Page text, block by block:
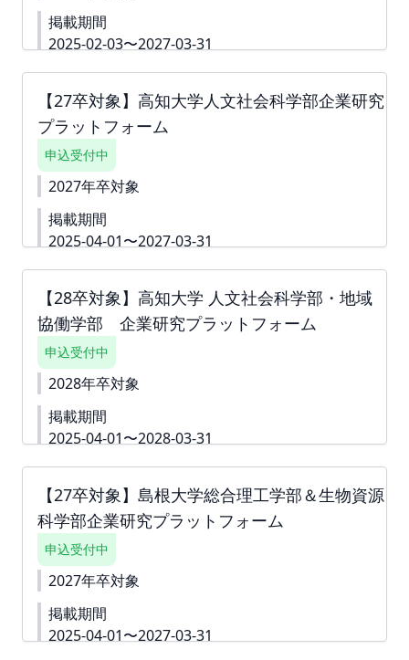
す。 ※掲載確定後も何度でも編集可能です。 ※ご請
求書は掲載が確定した月末に発行いたします。 ツ
ドいただきご対応をよろしくお願いいたします。
お支払い締切は翌月末でございます。
掲載期間
2025-02-03〜2027-03-31
下書き機能はございません。 すぐに入力できない内
容がある場合は、「ダミー」や「000」などをご入力
して進んでください。 ※掲載確定後も何度でも編集
可能です。 詳細資料https://second-
campus.net/upload/freepage/676d054d99583.pdf
※ご請求書は掲載が確定した月末に発行いたします。
【27卒対象】高知大学人文社会科学部企業研究
プラットフォーム
申込受付中
2027年卒対象
掲載期間
2025-04-01〜2027-03-31
本学の人文社会学部の学生の採用を希望いただける
企業様の情報を学生へ届けることを目的としたサイ
トです。本プラットフォームへ掲載いただく企業様
の情報を定期的に学生へ発信、記事を更新すること
で、学生の選択肢を広げると同時に、貴社へ興味関
心をもつ機会を提供することを目的としておりま
す。 ▼詳細資料はこちら
▼特典企画
campus.net/upload/freepage/676a1201ddec8.pdf
開しない」というチェック付きの質問は 「ダミー」
や「000」などをご入力いただき、 「回答内容を学
生に公開しない」というチェックボックスへチェッ
クをしてお申込みを進めていただくことも可能で
す。 ※掲載確定後も何度でも編集可能です。 ※ご請
求書は掲載が確定した月末に発行いたします。 ツ
ナガリへアップロードいたしますので、ダウンロー
お支払い締切は翌月末でございます。
【28卒対象】高知大学 人文社会科学部・地域
協働学部 企業研究プラットフォーム
申込受付中
2028年卒対象
掲載期間
2025-04-01〜2028-03-31
▼詳細資料はこちらhttps://second-
campus.net/upload/freepage/676a1767bcd78.pdf
下書き機能はございません。 「回答内容を学生に公
開しない」というチェック付きの質問は 「ダミー」
や「000」などをご入力いただき、 「回答内容を学
生に公開しない」というチェックボックスへチェッ
クをしてお申込みを進めていただくことも可能で
求書は掲載が確定した月末に発行いたします。 ツ
ナガリへアップロードいたしますので、ダウンロー
【27卒対象】島根大学総合理工学部＆生物資源
科学部企業研究プラットフォーム
申込受付中
2027年卒対象
掲載期間
2025-04-01〜2027-03-31